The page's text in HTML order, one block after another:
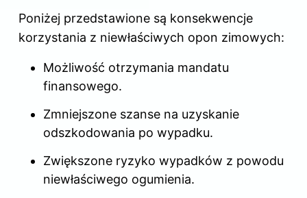
Poniżej przedstawione są konsekwencje
korzystania z niewłaściwych opon zimowych:
Możliwość otrzymania mandatu
finansowego.
Zmniejszone szanse na uzyskanie
odszkodowania po wypadku.
Zwiększone ryzyko wypadków z powodu
niewłaściwego ogumienia.